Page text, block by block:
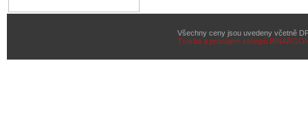
Všechny ceny jsou uvedeny včetně
Tvorba a pronájem eshopů